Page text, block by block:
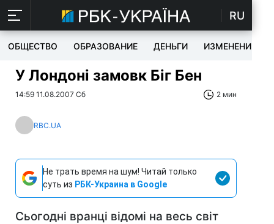
RU
ОБЩЕСТВО ОБРАЗОВАНИЕ ДЕНЬГИ ИЗМЕНЕНИЯ
У Лондоні замовк Біг Бен
14:59 11.08.2007 Сб 2 мин
RBC.UA
Не трать время на шум! Читай только
суть из РБК-Украина в Google
Сьогодні вранці відомі на весь світ